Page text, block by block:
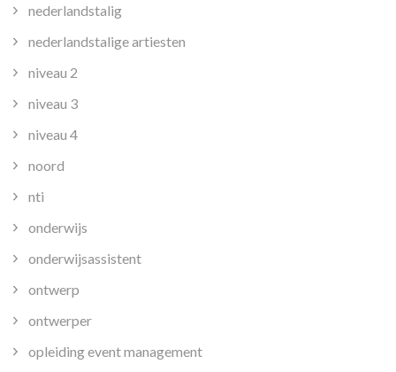
nederlandstalig
nederlandstalige artiesten
niveau 2
niveau 3
niveau 4
noord
nti
onderwijs
onderwijsassistent
ontwerp
ontwerper
opleiding event management